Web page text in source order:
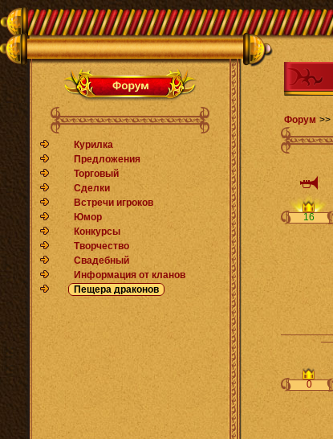
Курилка
Предложения
Торговый
Сделки
Встречи игроков
Юмор
Конкурсы
Творчество
Свадебный
Информация от кланов
Пещера драконов
Форум >>
16
0